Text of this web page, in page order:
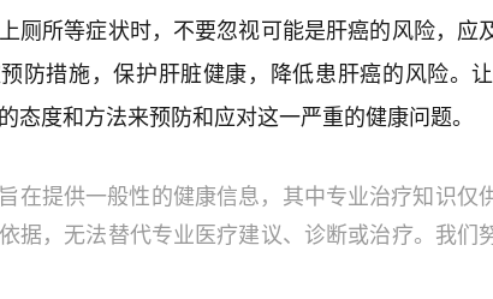
厕所等症状时，不要忽视可能是肝癌的风险，应
防措施，保护肝脏健康，降低患肝癌的风险。
态度和方法来预防和应对这一严重的健康问题。
在提供一般性的健康信息，其中专业治疗知识仅
据，无法替代专业医疗建议、诊断或治疗。我们